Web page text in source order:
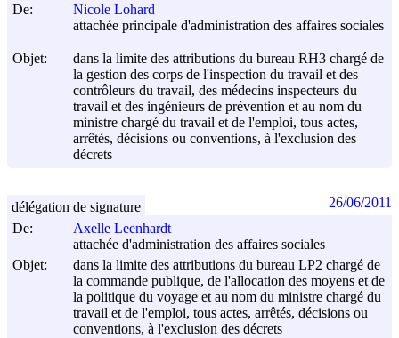
De:
Nicole Lohard
attachée principale d'administration des affaires sociales
Objet:
dans la limite des attributions du bureau RH3 chargé de
la gestion des corps de l'inspection du travail et des
contrôleurs du travail, des médecins inspecteurs du
travail et des ingénieurs de prévention et au nom du
ministre chargé du travail et de l'emploi, tous actes,
arrêtés, décisions ou conventions, à l'exclusion des
décrets
De:
Axelle Leenhardt
attachée d'administration des affaires sociales
Objet:
dans la limite des attributions du bureau LP2 chargé de
la commande publique, de l'allocation des moyens et de
la politique du voyage et au nom du ministre chargé du
travail et de l'emploi, tous actes, arrêtés, décisions ou
conventions, à l'exclusion des décrets
délégation de signature 26/06/2011